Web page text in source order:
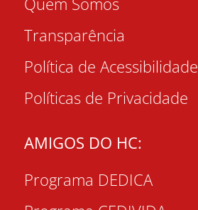
Transparência
Política de Acessibilidade
Políticas de Privacidade
AMIGOS DO HC:
Programa DEDICA